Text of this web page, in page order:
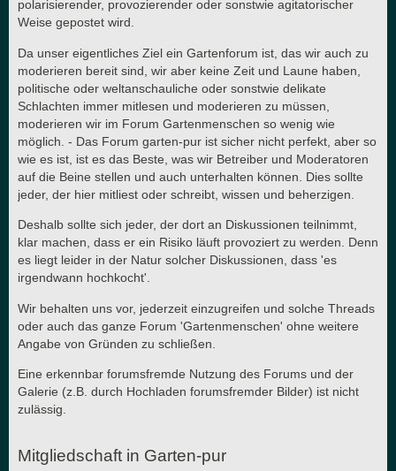
polarisierender, provozierender oder sonstwie agitatorischer
Weise gepostet wird.
Da unser eigentliches Ziel ein Gartenforum ist, das wir auch zu
moderieren bereit sind, wir aber keine Zeit und Laune haben,
politische oder weltanschauliche oder sonstwie delikate
Schlachten immer mitlesen und moderieren zu müssen,
moderieren wir im Forum Gartenmenschen so wenig wie
möglich. - Das Forum garten-pur ist sicher nicht perfekt, aber so
wie es ist, ist es das Beste, was wir Betreiber und Moderatoren
auf die Beine stellen und auch unterhalten können. Dies sollte
jeder, der hier mitliest oder schreibt, wissen und beherzigen.
Deshalb sollte sich jeder, der dort an Diskussionen teilnimmt,
klar machen, dass er ein Risiko läuft provoziert zu werden. Denn
es liegt leider in der Natur solcher Diskussionen, dass 'es
irgendwann hochkocht'.
Wir behalten uns vor, jederzeit einzugreifen und solche Threads
oder auch das ganze Forum 'Gartenmenschen' ohne weitere
Angabe von Gründen zu schließen.
Eine erkennbar forumsfremde Nutzung des Forums und der
Galerie (z.B. durch Hochladen forumsfremder Bilder) ist nicht
zulässig.
Mitgliedschaft in Garten-pur